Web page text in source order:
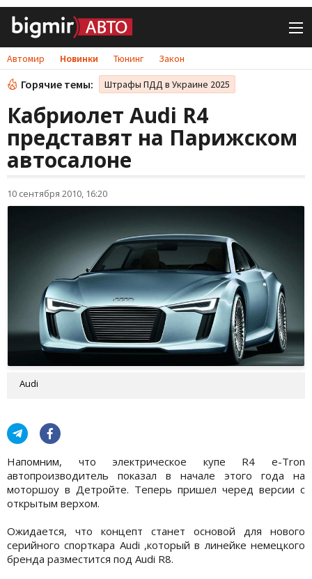
Автомир Новинки Тюнинг Закон
Горячие темы: Штрафы ПДД в Украине 2025
Кабриолет Audi R4
представят на Парижском
автосалоне
10 сентября 2010, 16:20
Audi
Напомним, что электрическое купе R4 e-Tron
автопроизводитель показал в начале этого года на
моторшоу в Детройте. Теперь пришел черед версии с
открытым верхом.
Ожидается, что концепт станет основой для нового
серийного спорткара Audi ,который в линейке немецкого
бренда разместится под Audi R8.